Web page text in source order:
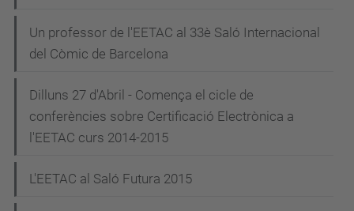
Un professor de l'EETAC al 33è Saló Internacional
del Còmic de Barcelona
Dilluns 27 d'Abril - Comença el cicle de
conferències sobre Certificació Electrònica a
l'EETAC curs 2014-2015
L'EETAC al Saló Futura 2015